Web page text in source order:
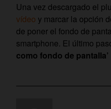
Una vez descargado el
vídeo y marcar la opción
de poner el fondo de
smartphone. El último
como fondo de pantalla’